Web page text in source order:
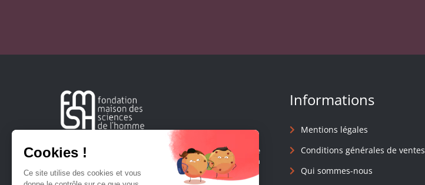
Créée en 1963, la Fondation Maison Sciences de l'Homme
soutient la recherche et la diffusion des connaissances en
sciences humaines et sociales.
Informations
Mentions légales
Conditions générales de ventes
Qui sommes-nous